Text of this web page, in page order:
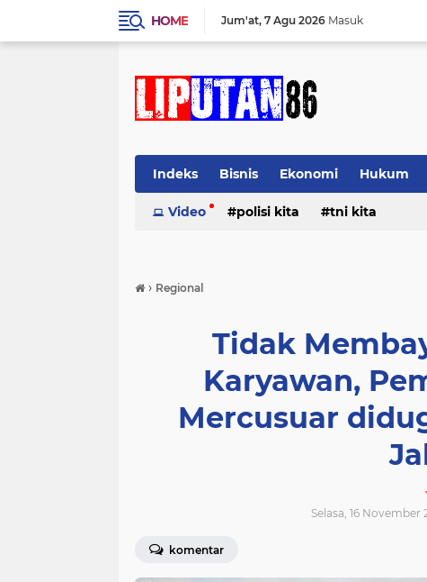
HOME Jum'at 7 Agu 2026 Masuk
Indeks Bisnis Ekonomi Hukum
Video polisi kita tni kita
› Regional
Tidak
Karyawan,
Mercusuar
Selasa, 16 November
komentar